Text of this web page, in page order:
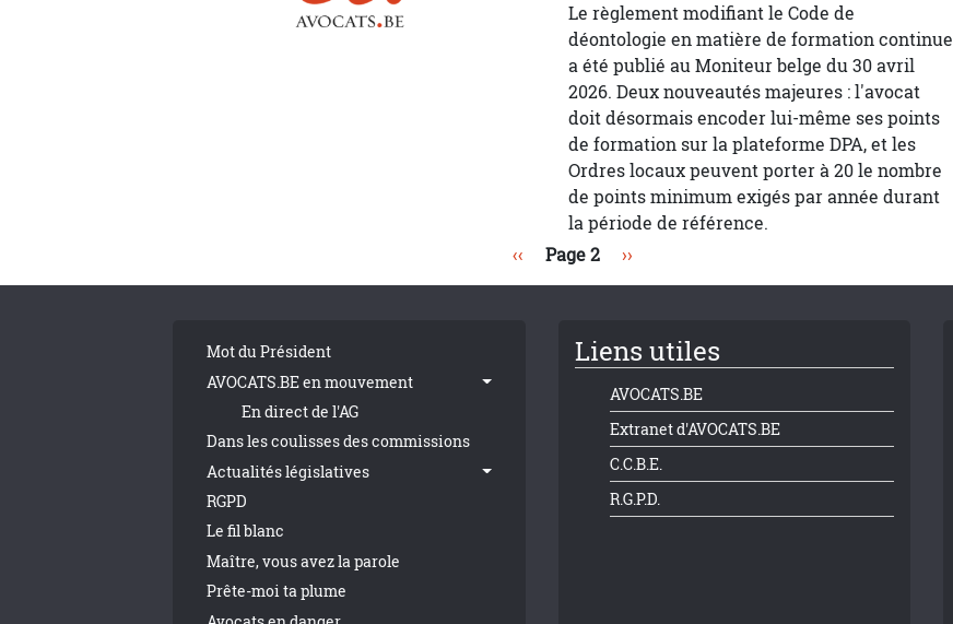
Le règlement modifiant le Code de
déontologie en matière de formation continue
a été publié au Moniteur belge du 30 avril
2026. Deux nouveautés majeures : l'avocat
doit désormais encoder lui-même ses points
de formation sur la plateforme DPA, et les
Ordres locaux peuvent porter à 20 le nombre
de points minimum exigés par année durant
la période de référence.
Page précédente
‹‹ Page 2 Page suivante
››
Tribune Footer
Mot du Président
AVOCATS.BE en mouvement
En direct de l'AG
Dans les coulisses des commissions
Actualités législatives
RGPD
Le fil blanc
Maître, vous avez la parole
Prête-moi ta plume
Liens utiles
AVOCATS.BE
Extranet d'AVOCATS.BE
C.C.B.E.
R.G.P.D.